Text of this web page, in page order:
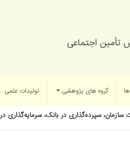
اجتماعی
گروه های پژوهشی تولیدات علمی
سپرده‌گذاری در بانک، سرمایه‌گذاری